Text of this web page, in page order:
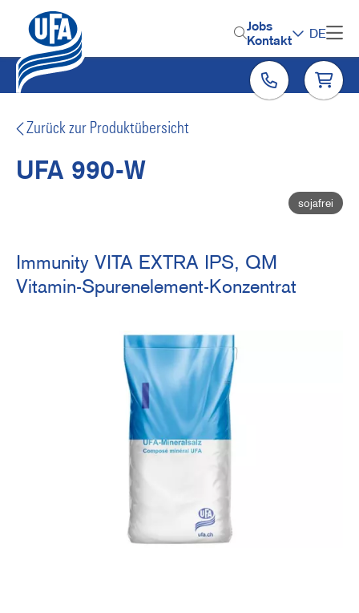
Inhalt
H
e
a
d
u
Jobs
Kontakt
DE
Zurück zur Produktübersicht
UFA 990-W
sojafrei
Immunity VITA EXTRA IPS, QM
Vitamin-Spurenelement-Konzentrat